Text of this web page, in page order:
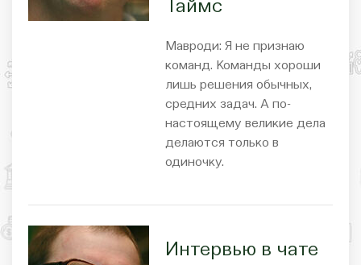
Таймс
Мавроди: Я не признаю
команд. Команды хороши
лишь решения обычных,
средних задач. А по-
настоящему великие дела
делаются только в
одиночку.
Интервью в чате